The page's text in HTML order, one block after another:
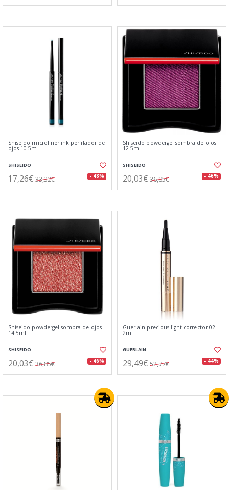
Shiseido microliner ink perfilador de
ojos 10 5ml
SHISEIDO
17,26€ 33,32€ - 48%
Shiseido powdergel sombra de ojos
12 5ml
SHISEIDO
20,03€ 36,85€ - 46%
Shiseido powdergel sombra de ojos
14 5ml
SHISEIDO
20,03€ 36,85€ - 46%
Guerlain precious light corrector 02
2ml
GUERLAIN
29,49€ 52,77€ - 44%